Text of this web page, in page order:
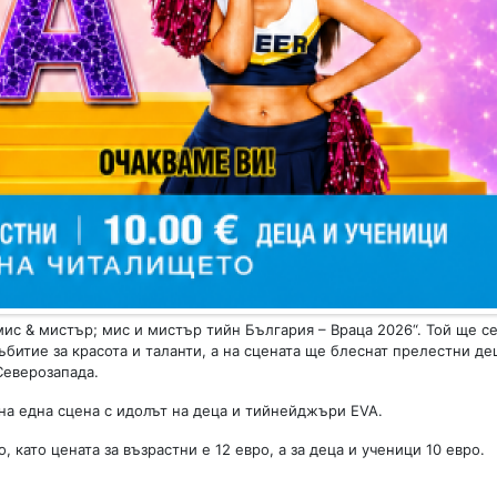
& мистър; мис и мистър тийн България – Враца 2026“. Той ще
за красота и таланти, а на сцената ще блеснат прелестни
една сцена с идолът на деца и тийнейджъри EVA.
цената за възрастни е 12 евро, а за деца и ученици 10 евро.